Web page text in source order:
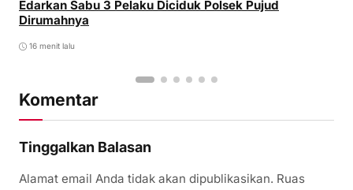
Edarkan Sabu 3 Pelaku Diciduk Polsek Pujud
Dirumahnya
16 menit lalu
Komentar
Tinggalkan Balasan
Alamat email Anda tidak akan dipublikasikan. Ruas